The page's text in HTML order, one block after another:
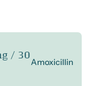
Amoxicillin